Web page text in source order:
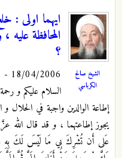
الشيخ صالح
الكرباسي
ايهما اولى :
المحافظة
؟
18/04/2006 - 20:31
السلام عليكم و
إطاعة الوالدين واجبة في الحلال
يجوز إطاعتهما ، و قد قال
عَلى أَن تُشْرِكَ بِي مَا لَيْسَ لَكَ بِهِ